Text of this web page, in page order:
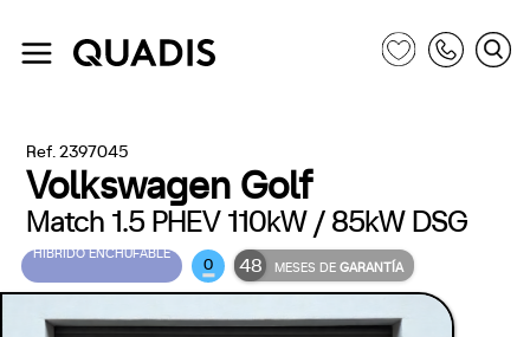
Ref. 2397045
Volkswagen Golf
Match 1.5 PHEV 110kW / 85kW DSG
HÍBRIDO ENCHUFABLE
0 48 MESES DEGARANTÍA